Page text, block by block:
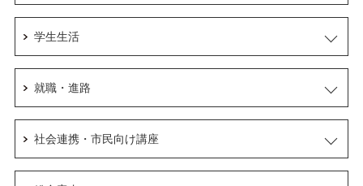
学生生活
就職・進路
社会連携・市民向け講座